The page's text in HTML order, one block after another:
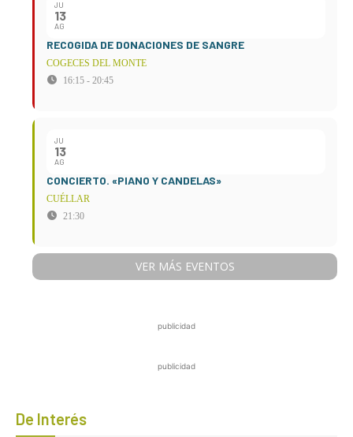
JU
13
AG
RECOGIDA DE DONACIONES DE SANGRE
COGECES DEL MONTE
16:15 - 20:45
JU
13
AG
CONCIERTO. «PIANO Y CANDELAS»
CUÉLLAR
21:30
VER MÁS EVENTOS
publicidad
publicidad
De Interés